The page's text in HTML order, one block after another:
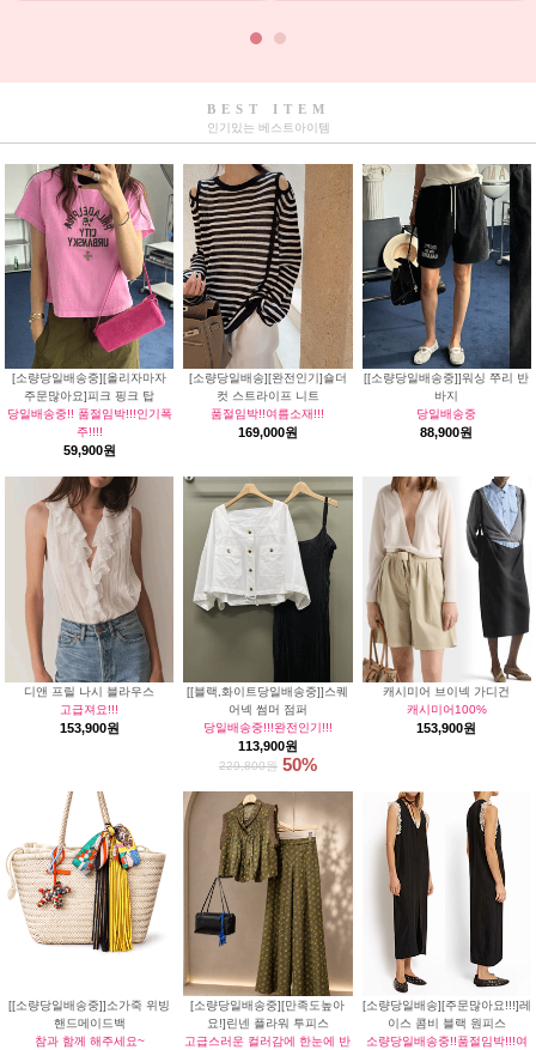
BEST ITEM
인기있는 베스트아이템
[소량당일배송중][올리자마자
주문많아요]피크 핑크 탑
당일배송중!! 품절임박!!!인기폭
주!!!!
59,900원
[소량당일배송][완전인기]숄더
컷 스트라이프 니트
품절임박!!여름소재!!!
169,000원
[[소량당일배송중]]워싱 쭈리 반
바지
당일배송중
88,900원
디앤 프릴 나시 블라우스
고급져요!!!
153,900원
[[블랙,화이트당일배송중]]스퀘
어넥 썸머 점퍼
당일배송중!!!완전인기!!!
113,900원
229,800원 50%
캐시미어 브이넥 가디건
캐시미어100%
153,900원
[[소량당일배송중]]소가죽 위빙
핸드메이드백
참과 함께 해주세요~
[소량당일배송중][만족도높아
요!]린넨 플라워 투피스
고급스러운 컬러감에 한눈에 반
[소량당일배송][주문많아요!!!]레
이스 콤비 블랙 원피스
소량당일배송중!!품절임박!!!여